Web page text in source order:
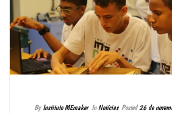
By Instituto MEmaker In Notícias Posted 26 de